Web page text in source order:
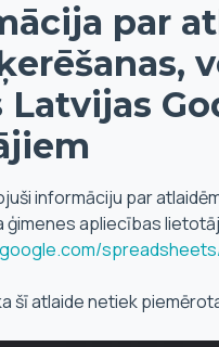
par
Latvijas
informāciju par
ģimenes apliecības
spreadsheets/
šī atlaide netiek